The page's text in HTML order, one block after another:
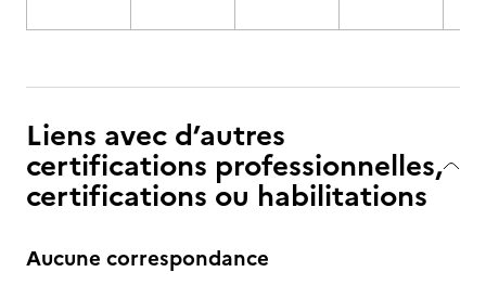
Liens avec d’autres
certifications professionnelles,
certifications ou habilitations
Aucune correspondance